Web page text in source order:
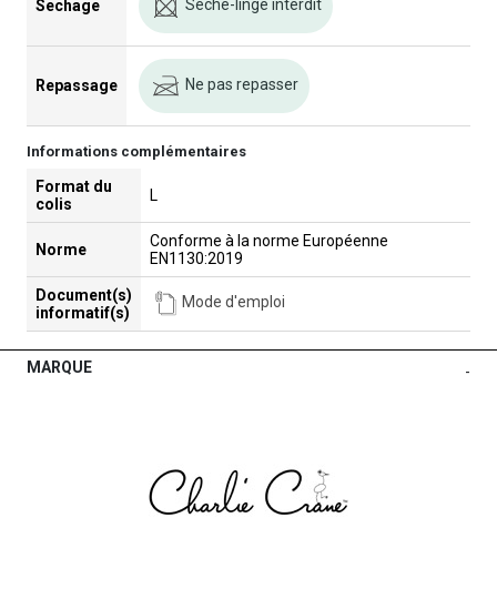
Sechage Séche-linge interdit
Repassage Ne pas repasser
Informations complémentaires
Format du
colis
L
Norme
Conforme à la norme Européenne
EN1130:2019
Document(s)
informatif(s)
Mode d'emploi
MARQUE -